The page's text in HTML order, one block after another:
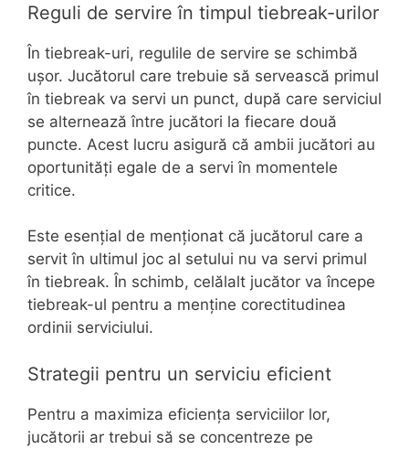
Reguli de servire în timpul tiebreak-urilor
În tiebreak-uri, regulile de servire se schimbă
ușor. Jucătorul care trebuie să servească primul
în tiebreak va servi un punct, după care serviciul
se alternează între jucători la fiecare două
puncte. Acest lucru asigură că ambii jucători au
oportunități egale de a servi în momentele
critice.
Este esențial de menționat că jucătorul care a
servit în ultimul joc al setului nu va servi primul
în tiebreak. În schimb, celălalt jucător va începe
tiebreak-ul pentru a menține corectitudinea
ordinii serviciului.
Strategii pentru un serviciu eficient
Pentru a maximiza eficiența serviciilor lor,
jucătorii ar trebui să se concentreze pe